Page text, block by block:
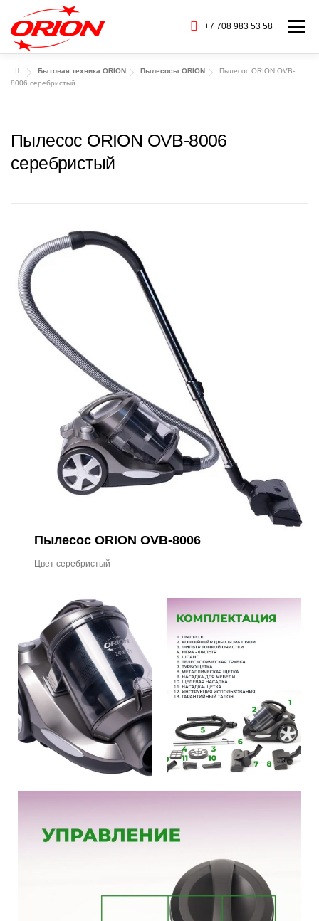
содержимому
+7 708 983 53 58 Меню
ГЛАВНАЯ КАТАЛОГ ТОВАРОВ
О НАС СЕРВИС БАРАХОЛКА
Бытовая техника ORION Пылесосы ORION
Пылесос ORION OVB-
8006 серебристый
Пылесос ORION OVB-8006
серебристый
Пылесос ORION OVB-8006
Цвет серебристый